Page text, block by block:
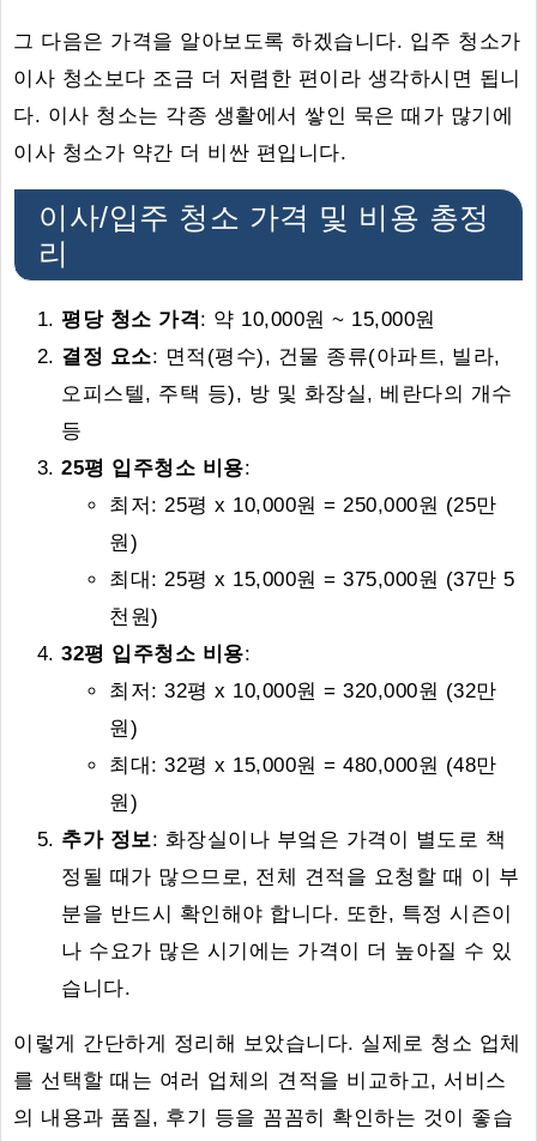
그 다음은 가격을 알아보도록 하겠습니다. 입주 청소가
이사 청소보다 조금 더 저렴한 편이라 생각하시면 됩니
다. 이사 청소는 각종 생활에서 쌓인 묵은 때가 많기에
이사 청소가 약간 더 비싼 편입니다.
이사/입주 청소 가격 및 비용 총정
리
평당 청소 가격: 약 10,000원 ~ 15,000원
결정 요소: 면적(평수), 건물 종류(아파트, 빌라,
오피스텔, 주택 등), 방 및 화장실, 베란다의 개수
등
25평 입주청소 비용:
최저: 25평 x 10,000원 = 250,000원 (25만
원)
최대: 25평 x 15,000원 = 375,000원 (37만 5
천원)
32평 입주청소 비용:
최저: 32평 x 10,000원 = 320,000원 (32만
원)
최대: 32평 x 15,000원 = 480,000원 (48만
원)
추가 정보: 화장실이나 부엌은 가격이 별도로 책
정될 때가 많으므로, 전체 견적을 요청할 때 이 부
분을 반드시 확인해야 합니다. 또한, 특정 시즌이
나 수요가 많은 시기에는 가격이 더 높아질 수 있
습니다.
이렇게 간단하게 정리해 보았습니다. 실제로 청소 업체
를 선택할 때는 여러 업체의 견적을 비교하고, 서비스
의 내용과 품질, 후기 등을 꼼꼼히 확인하는 것이 좋습